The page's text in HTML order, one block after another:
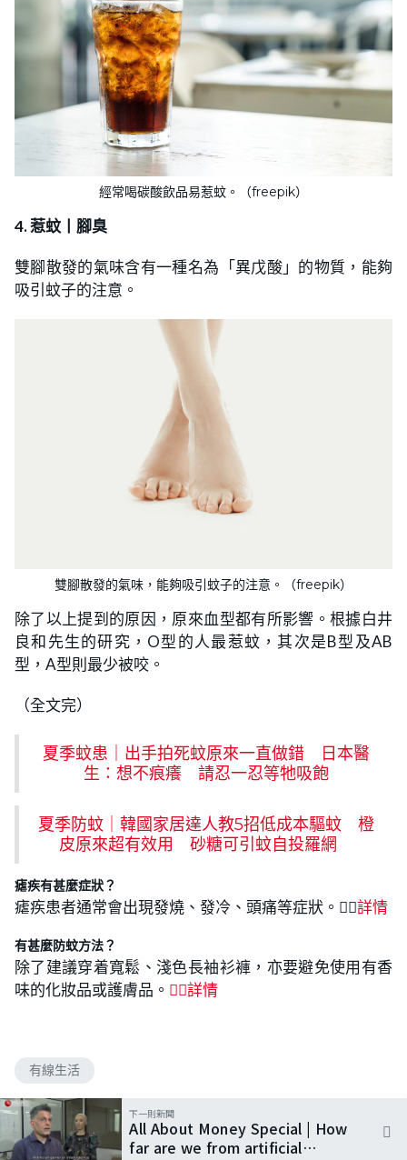
經常喝碳酸飲品易惹蚊。（freepik）
4. 惹蚊丨腳臭
雙腳散發的氣味含有一種名為「異戊酸」的物質，能夠
吸引蚊子的注意。
雙腳散發的氣味，能夠吸引蚊子的注意。（freepik）
除了以上提到的原因，原來血型都有所影響。根據白井
良和先生的研究，O型的人最惹蚊，其次是B型及AB
型，A型則最少被咬。
（全文完）
夏季蚊患｜出手拍死蚊原來一直做錯 日本醫
生：想不痕癢 請忍一忍等牠吸飽
夏季防蚊｜韓國家居達人教5招低成本驅蚊 橙
皮原來超有效用 砂糖可引蚊自投羅網
瘧疾有甚麼症狀？
瘧疾患者通常會出現發燒、發冷、頭痛等症狀。👉🏻詳情
有甚麼防蚊方法？
除了建議穿着寬鬆、淺色長袖衫褲，亦要避免使用有香
味的化妝品或護膚品。 👉🏻詳情
有線生活
下一則新聞
All About Money Special | How
far are we from artificial